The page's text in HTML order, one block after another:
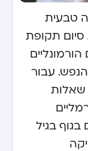
טבעית
תקופת
עבור
שאלות
בגיל